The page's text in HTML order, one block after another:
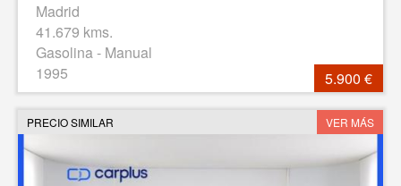
Madrid
41.679 kms.
Gasolina - Manual
1995
5.900 €
PRECIO SIMILAR VER MÁS